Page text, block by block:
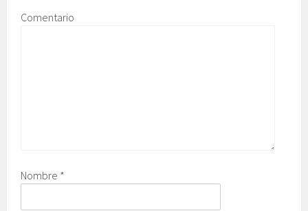
Comentario
Nombre *